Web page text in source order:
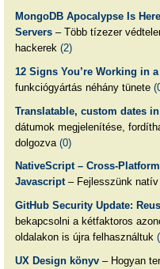
MongoDB Apocalypse Is
Servers– Több tízezer
hackerek (2)
12 Signs You’re Working in
funkciógyártás néhány tünete
Translatable, custom dates
dátumok megjelenítése,
dolgozva (0)
NativeScript – Cross-
Javascript– Fejlesszünk natív
GitHub Security Update:
bekapcsolni a kétfaktoros
oldalakon is újra felhasználtuk
UX Design könyv– Hogyan